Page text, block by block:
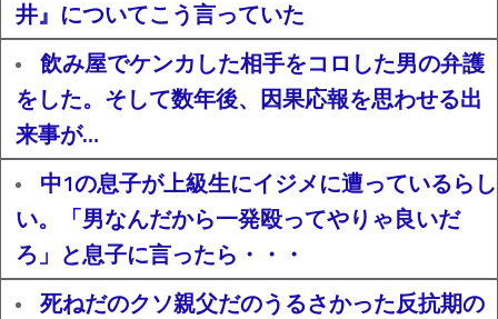
井』についてこう言っていた
飲み屋でケンカした相手をコロした男の弁護
をした。そして数年後、因果応報を思わせる出
来事が…
中1の息子が上級生にイジメに遭っているらし
い。「男なんだから一発殴ってやりゃ良いだ
ろ」と息子に言ったら・・・
死ねだのクソ親父だのうるさかった反抗期の